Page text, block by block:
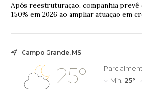
Após reestruturação, companhia prevê
150% em 2026 ao ampliar atuação em
Campo Grande, MS
25°
Mín. 25°